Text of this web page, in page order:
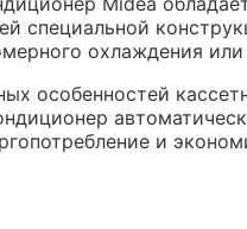
специальной
охлаждения
особенностей
и